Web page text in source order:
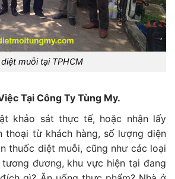
diệt muỗi tại TPHCM
Tại Công Ty Tùng My.
khảo sát thực tế, hoặc nhận lấy
thoại từ khách hàng, số lượng diện
thuốc diệt muỗi, cũng như các loại
đương, khu vực hiện tại đang